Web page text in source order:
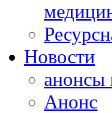
Новости
анонсы
Анонс